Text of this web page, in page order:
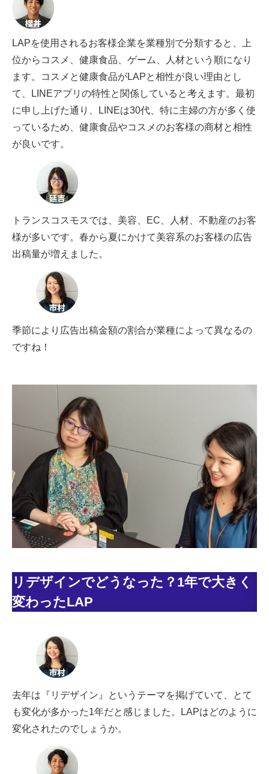
LAPを使用されるお客様企業を業種別で分類すると、上
位からコスメ、健康食品、ゲーム、人材という順になり
ます。コスメと健康食品がLAPと相性が良い理由とし
て、LINEアプリの特性と関係していると考えます。最初
に申し上げた通り、LINEは30代、特に主婦の方が多く使
っているため、健康食品やコスメのお客様の商材と相性
が良いです。
トランスコスモスでは、美容、EC、人材、不動産のお客
様が多いです。春から夏にかけて美容系のお客様の広告
出稿量が増えました。
季節により広告出稿金額の割合が業種によって異なるの
ですね！
リデザインでどうなった？1年で大きく
変わったLAP
去年は『リデザイン』というテーマを掲げていて、とて
も変化が多かった1年だと感じました。LAPはどのように
変化されたのでしょうか。